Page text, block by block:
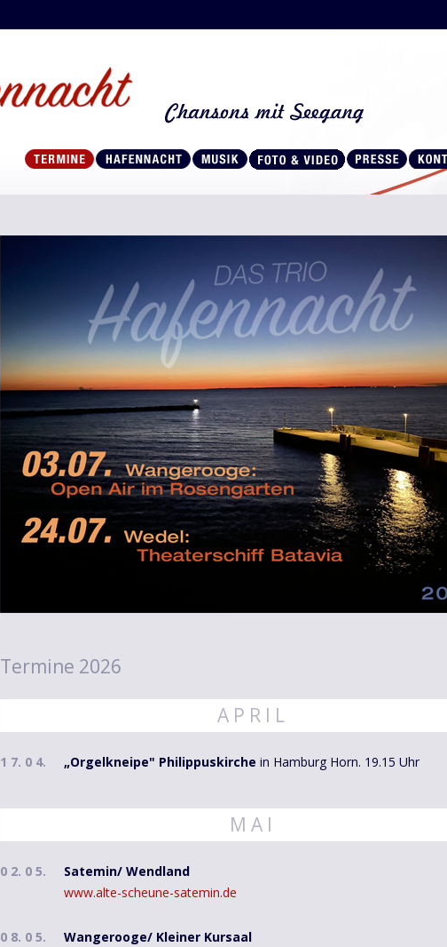
Termine 2026
A P R I L
1 7. 0 4. „Orgelkneipe" Philippuskirche in Hamburg Horn. 19.15 Uhr
M A I
0 2. 0 5.
Satemin/ Wendland
www.alte-scheune-satemin.de
0 8. 0 5.
Wangerooge/ Kleiner Kursaal